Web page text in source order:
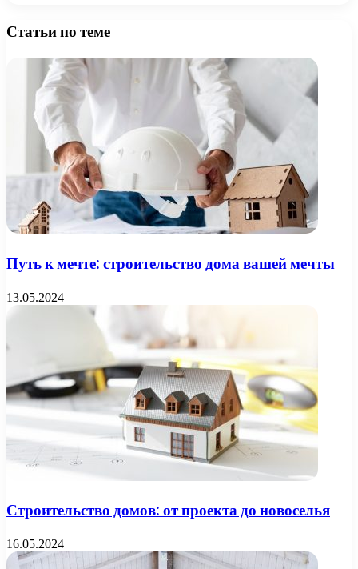
Статьи по теме
Путь к мечте: строительство дома вашей мечты
13.05.2024
Строительство домов: от проекта до новоселья
16.05.2024